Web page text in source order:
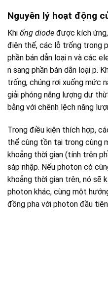
Nguyên lý hoạt động
Khi ống diode được kích
điện thế, các lỗ trống trong
phần bán dẫn loại n và các
n sang phần bán dẫn loại p.
trống, chúng rơi xuống mức
giải phóng năng lượng dư
bằng với chênh lệch năng
Trong điều kiện thích hợp,
thể cùng tồn tại trong cùng
khoảng thời gian (tính trên
sáp nhập. Nếu photon có
khoảng thời gian trên, nó sẽ
photon khác, cùng một
đồng pha với photon đầu